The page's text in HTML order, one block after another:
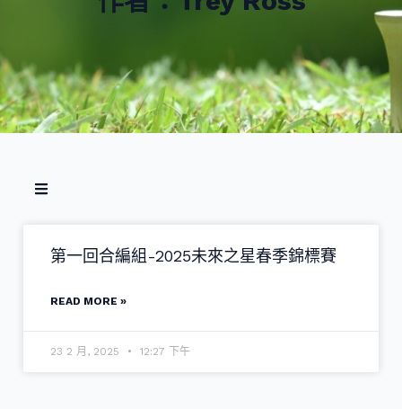
第一回合編組-2025未來之星春季錦標賽
READ MORE »
23 2 月, 2025 12:27 下午